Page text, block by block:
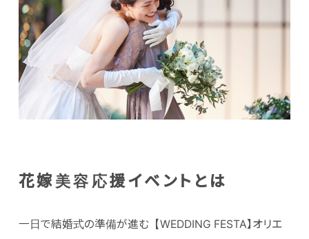
花嫁美容応援イベントとは
一日で結婚式の準備が進む【WEDDING FESTA】オリエ